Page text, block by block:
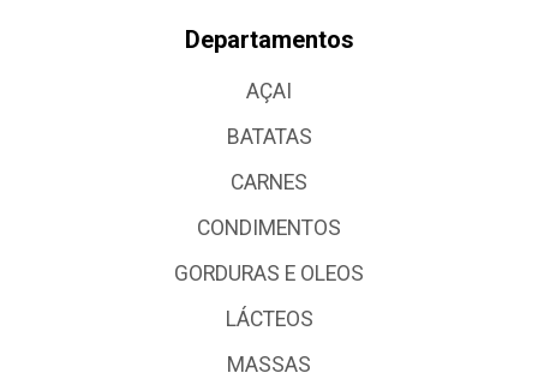
Departamentos
AÇAI
BATATAS
CARNES
CONDIMENTOS
GORDURAS E OLEOS
LÁCTEOS
MASSAS